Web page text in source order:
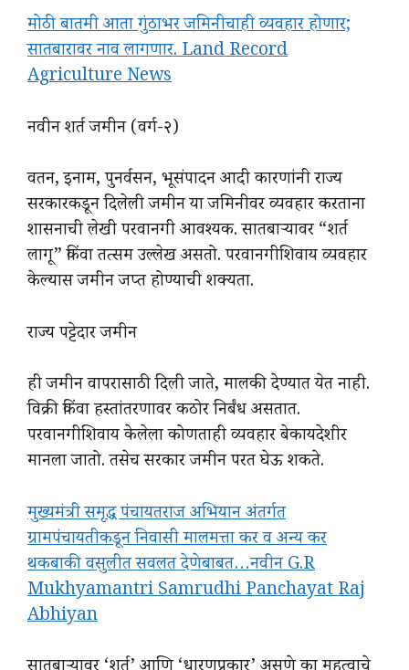
मोठी बातमी आता गुंठाभर जमिनीचाही व्यवहार होणार;
सातबारावर नाव लागणार. Land Record
Agriculture News
नवीन शर्त जमीन (वर्ग-२)
वतन, इनाम, पुनर्वसन, भूसंपादन आदी कारणांनी राज्य
सरकारकडून दिलेली जमीन या जमिनीवर व्यवहार करताना
शासनाची लेखी परवानगी आवश्यक. सातबाऱ्यावर “शर्त
लागू” किंवा तत्सम उल्लेख असतो. परवानगीशिवाय व्यवहार
केल्यास जमीन जप्त होण्याची शक्यता.
राज्य पट्टेदार जमीन
ही जमीन वापरासाठी दिली जाते, मालकी देण्यात येत नाही.
विक्री किंवा हस्तांतरणावर कठोर निर्बंध असतात.
परवानगीशिवाय केलेला कोणताही व्यवहार बेकायदेशीर
मानला जातो. तसेच सरकार जमीन परत घेऊ शकते.
मुख्यमंत्री समृद्ध पंचायतराज अभियान अंतर्गत
ग्रामपंचायतीकडून निवासी मालमत्ता कर व अन्य कर
थकबाकी वसुलीत सवलत देणेबाबत…नवीन G.R
Mukhyamantri Samrudhi Panchayat Raj
Abhiyan